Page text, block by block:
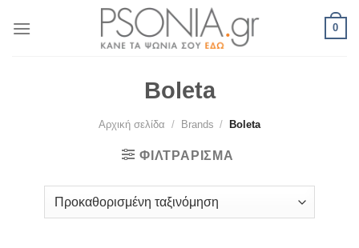
0
Boleta
Αρχική σελίδα / Brands / Boleta
ΦΙΛΤΡΆΡΙΣΜΑ